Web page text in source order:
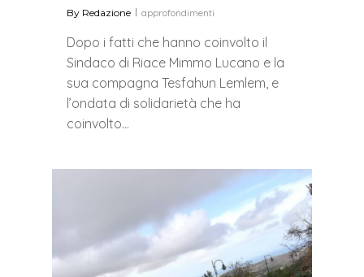
By Redazione approfondimenti
Dopo i fatti che hanno coinvolto il
Sindaco di Riace Mimmo Lucano e la
sua compagna Tesfahun Lemlem, e
l’ondata di solidarietà che ha
coinvolto…